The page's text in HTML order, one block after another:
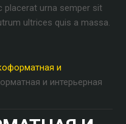
placerat urna semper sit
ultrices quis a massa.
и
и интерьерная